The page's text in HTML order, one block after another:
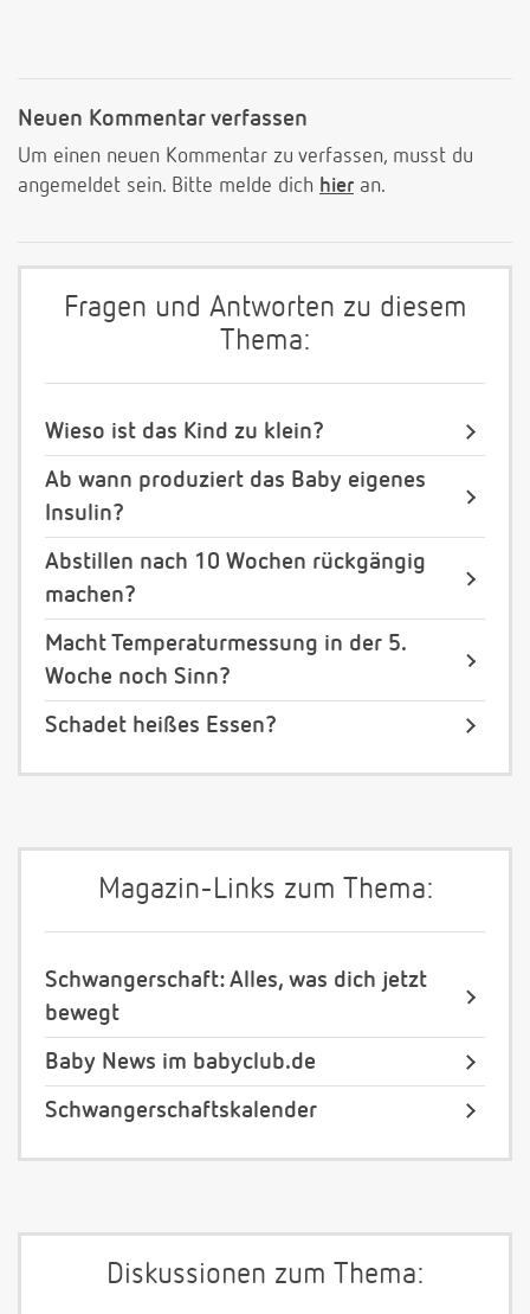
Neuen Kommentar verfassen
Um einen neuen Kommentar zu verfassen, musst du
angemeldet sein. Bitte melde dich hier an.
Fragen und Antworten zu diesem
Thema:
Wieso ist das Kind zu klein?
Ab wann produziert das Baby eigenes
Insulin?
Abstillen nach 10 Wochen rückgängig
machen?
Macht Temperaturmessung in der 5.
Woche noch Sinn?
Schadet heißes Essen?
Magazin-Links zum Thema:
Schwangerschaft: Alles, was dich jetzt
bewegt
Baby News im babyclub.de
Schwangerschaftskalender
Diskussionen zum Thema: